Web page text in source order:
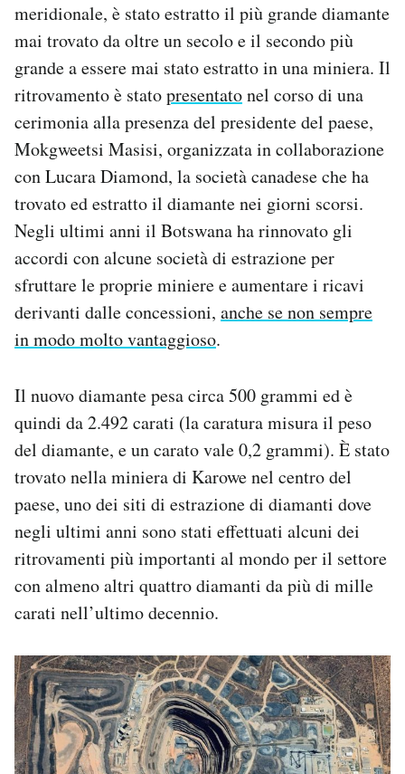
AREA PERSONALE
Newsletter
Notifiche mobile
Regala il Post
Hai bisogno di aiuto?
Esci
meridionale, è stato estratto il più grande diamante
mai trovato da oltre un secolo e il secondo più
grande a essere mai stato estratto in una miniera. Il
ritrovamento è statopresentatonel corso di una
cerimonia alla presenza del presidente del paese,
Mokgweetsi Masisi, organizzata in collaborazione
con Lucara Diamond, la società canadese che ha
trovato ed estratto il diamante nei giorni scorsi.
Negli ultimi anni il Botswana ha rinnovato gli
accordi con alcune società di estrazione per
sfruttare le proprie miniere e aumentare i ricavi
derivanti dalle concessioni, anche se non sempre
in modo molto vantaggioso.
Il nuovo diamante pesa circa 500 grammi ed è
quindi da 2.492 carati (la caratura misura il peso
del diamante, e un carato vale 0,2 grammi). È stato
trovato nella miniera di Karowe nel centro del
paese, uno dei siti di estrazione di diamanti dove
negli ultimi anni sono stati effettuati alcuni dei
ritrovamenti più importanti al mondo per il settore
con almeno altri quattro diamanti da più di mille
carati nell’ultimo decennio.